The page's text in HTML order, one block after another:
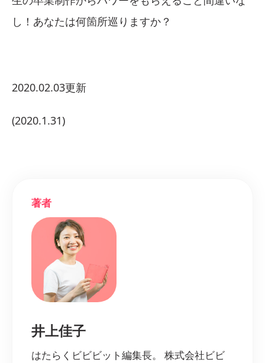
し！あなたは何箇所巡りますか？
2020.02.03更新
(2020.1.31)
著者
井上佳子
はたらくビビビット編集長。 株式会社ビビ